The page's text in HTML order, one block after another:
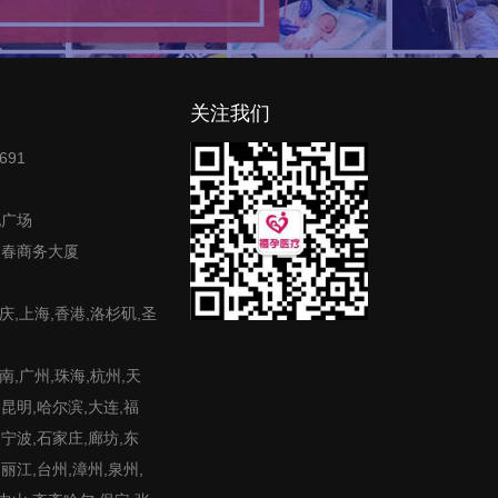
场
商务大厦
,上海,香港,洛杉矶,圣
,广州,珠海,杭州,天
明,哈尔滨,大连,福
波,石家庄,廊坊,东
江,台州,漳州,泉州,
关注我们